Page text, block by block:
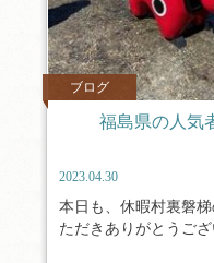
ブログ
福島県の人気
2023.04.30
本日も、休暇村裏磐
ただきありがとうござ